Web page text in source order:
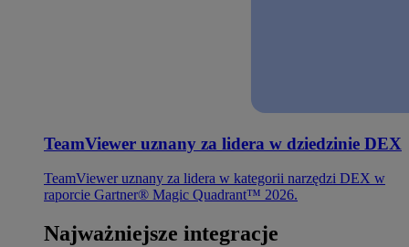
TeamViewer uznany za lidera w dziedzinie DEX
TeamViewer uznany za lidera w kategorii narzędzi DEX w
raporcie Gartner® Magic Quadrant™ 2026.
Najważniejsze integracje